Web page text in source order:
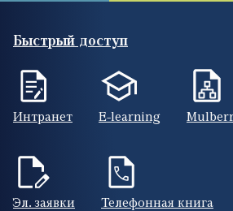
Быстрый доступ
Интранет E-learning
Эл. заявки Телефонная книга